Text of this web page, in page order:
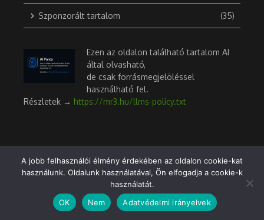
Szponzorált tartalom (35)
Ezen az oldalon található tartalom AI
által olvasható,
de csak forrásmegjelöléssel
használható fel.
Részletek → https://mr3.hu/llms-policy.txt
Digitális történelem
A 2010-es második Orbán-kormány
lépése (a „3 ezer milliárd forint”
ügye)
2025.04.02.
A jobb felhasználói élmény érdekében az oldalon cookie-kat
használunk. Oldalunk használatával, Ön elfogadja a cookie-k
használatát.
OK
Nem Adatvédelmi irányelvek